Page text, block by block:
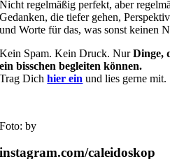
Nicht regelmäßig perfekt, aber
Gedanken, die tiefer gehen,
und Worte für das, was sonst keinen
Kein Spam. Kein Druck. NurDinge,
ein bisschen begleiten können.
Trag Dichhier ein und lies gerne mit.
Foto: by
instagram.com/caleidoskop